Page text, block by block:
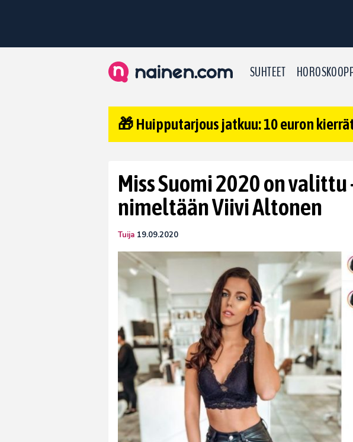
SUHTEET
🎁 Huipputarjous jatkuu: 10 euron
Miss Suomi 2020 on valittu
nimeltään Viivi Altonen
Tuija 19.09.2020